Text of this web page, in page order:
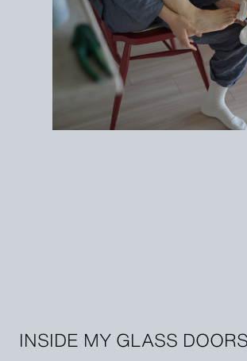
INSIDE MY GLASS DOORS